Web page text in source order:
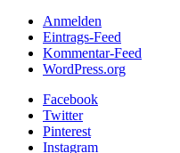
Anmelden
Eintrags-Feed
Kommentar-Feed
WordPress.org
Facebook
Twitter
Pinterest
Instagram